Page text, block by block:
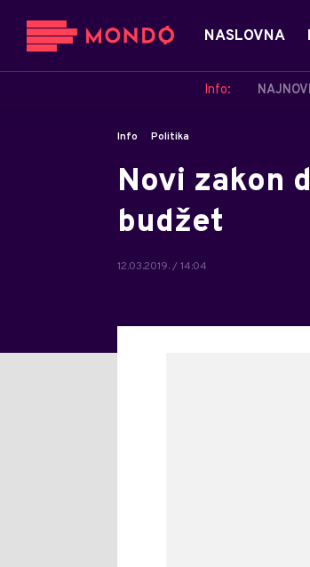
NASLOVNA
Info:
Info Politika
Novi zakon
budžet
12.03.2019. / 14:04